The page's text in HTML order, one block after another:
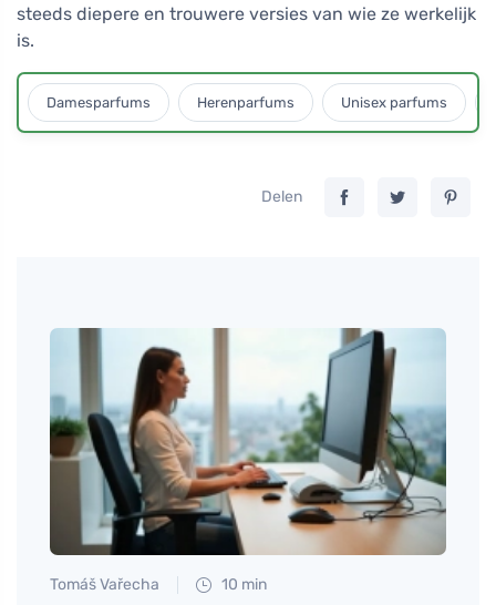
steeds diepere en trouwere versies van wie ze werkelijk
is.
Damesparfums Herenparfums Unisex parfums
Delen
Tomáš Vařecha 10 min